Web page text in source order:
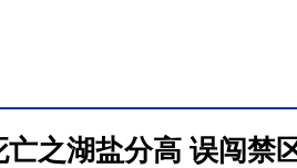
之湖盐分高 误闯禁